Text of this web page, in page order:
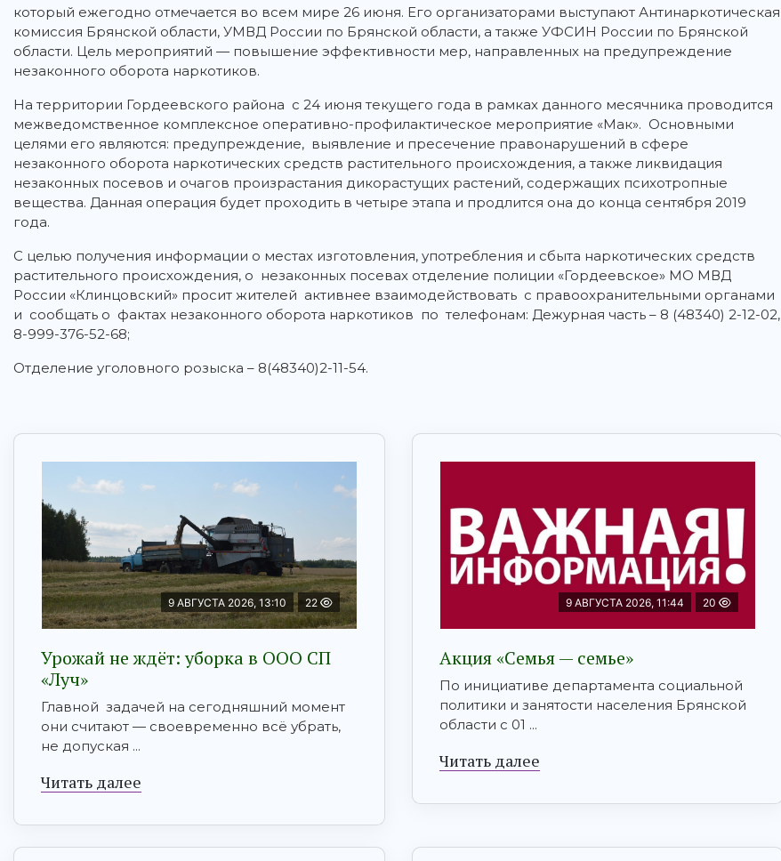
который ежегодно отмечается во всем мире 26 июня. Его организаторами выступают Антинаркотическая
комиссия Брянской области, УМВД России по Брянской области, а также УФСИН России по Брянской
области. Цель мероприятий — повышение эффективности мер, направленных на предупреждение
незаконного оборота наркотиков.
На территории Гордеевского района с 24 июня текущего года в рамках данного месячника проводится
межведомственное комплексное оперативно-профилактическое мероприятие «Мак». Основными
целями его являются: предупреждение, выявление и пресечение правонарушений в сфере
незаконного оборота наркотических средств растительного происхождения, а также ликвидация
незаконных посевов и очагов произрастания дикорастущих растений, содержащих психотропные
вещества. Данная операция будет проходить в четыре этапа и продлится она до конца сентября 2019
года.
С целью получения информации о местах изготовления, употребления и сбыта наркотических средств
растительного происхождения, о незаконных посевах отделение полиции «Гордеевское» МО МВД
России «Клинцовский» просит жителей активнее взаимодействовать с правоохранительными органами
и сообщать о фактах незаконного оборота наркотиков по телефонам: Дежурная часть – 8 (48340) 2-12-02,
8-999-376-52-68;
Отделение уголовного розыска – 8(48340)2-11-54.
9 АВГУСТА 2026, 13:10 22
Урожай не ждёт: уборка в ООО СП
«Луч»
Главной задачей на сегодняшний момент
они считают — своевременно всё убрать,
не допуская ...
Читать далее
9 АВГУСТА 2026, 11:44 20
Акция «Семья — семье»
По инициативе департамента социальной
политики и занятости населения Брянской
области с 01 ...
Читать далее